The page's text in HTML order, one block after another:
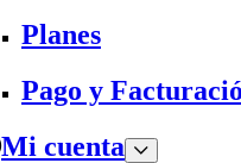
Planes
Pago y
Mi cuenta